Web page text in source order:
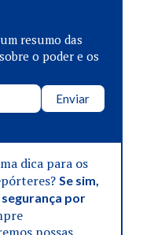
resumo das
o poder e os
Enviar
dica para os
Se sim,
segurança por